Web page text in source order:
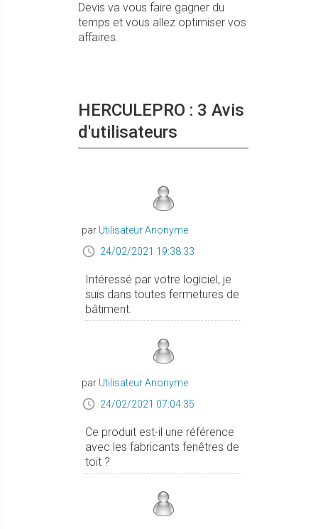
Devis va vous faire gagner du
temps et vous allez optimiser vos
affaires.
HERCULEPRO : 3 Avis
d'utilisateurs
par Utilisateur Anonyme
24/02/2021 19:38:33
Intéressé par votre logiciel, je
suis dans toutes fermetures de
bâtiment.
par Utilisateur Anonyme
24/02/2021 07:04:35
Ce produit est-il une référence
avec les fabricants fenêtres de
toit ?